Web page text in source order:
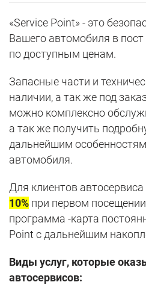
«Service Point» - это
Вашего автомобиля в
по доступным ценам.
Запасные части и
наличии, а так же под
можно комплексно
а так же получить
дальнейшим
автомобиля.
Для клиентов автосервиса
10% при первом
программа -карта
Point с дальнейшим
Виды услуг, которые
автосервисов: